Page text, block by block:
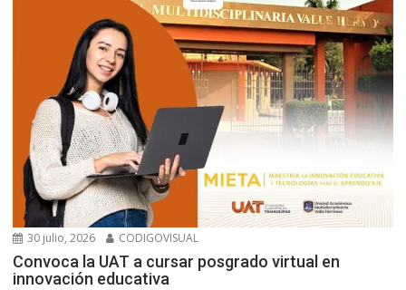
30 julio, 2026 CODIGOVISUAL
Convoca la UAT a cursar posgrado virtual en
innovación educativa